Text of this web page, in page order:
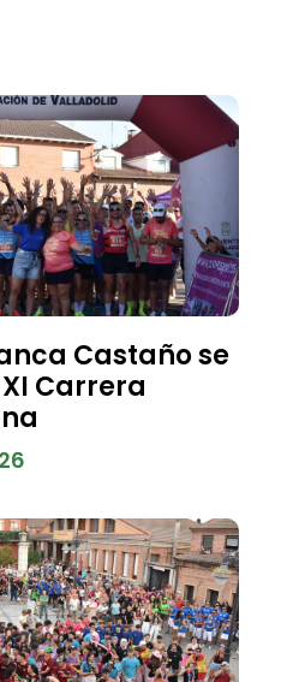
Castaño se
Carrera